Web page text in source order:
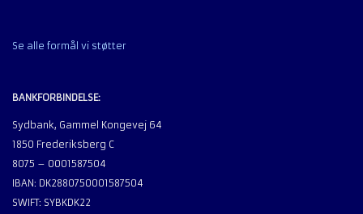
Se alle formål vi støtter
BANKFORBINDELSE:
Sydbank, Gammel Kongevej 64
1850 Frederiksberg C
8075 – 0001587504
IBAN: DK2880750001587504
SWIFT: SYBKDK22